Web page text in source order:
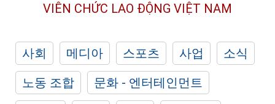
VIÊN CHỨC LAO ĐỘNG VIỆT NAM
사회 메디아 스포츠 사업
소식
노동 조합
문화 - 엔터테인먼트